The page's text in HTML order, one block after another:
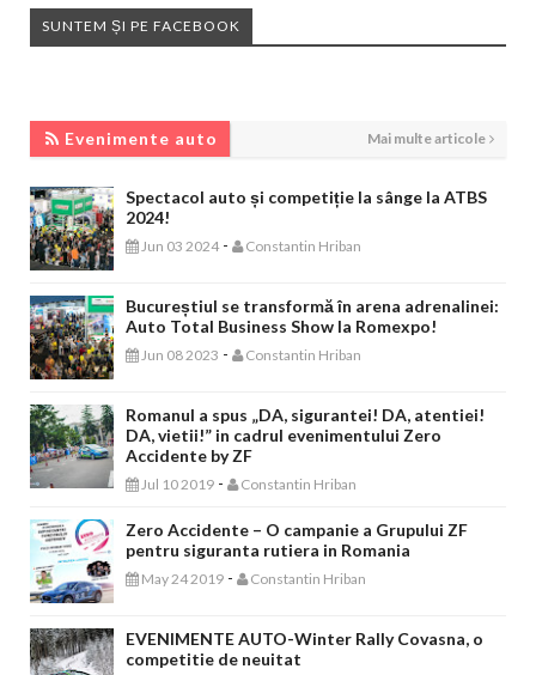
SUNTEM ȘI PE FACEBOOK
Evenimente auto Mai multe articole
Spectacol auto și competiție la sânge la ATBS
2024!
Jun 03 2024 - Constantin Hriban
Bucureștiul se transformă în arena adrenalinei:
Auto Total Business Show la Romexpo!
Jun 08 2023 - Constantin Hriban
Romanul a spus „DA, sigurantei! DA, atentiei!
DA, vietii!” in cadrul evenimentului Zero
Accidente by ZF
Jul 10 2019 - Constantin Hriban
Zero Accidente – O campanie a Grupului ZF
pentru siguranta rutiera in Romania
May 24 2019 - Constantin Hriban
EVENIMENTE AUTO-Winter Rally Covasna, o
competitie de neuitat